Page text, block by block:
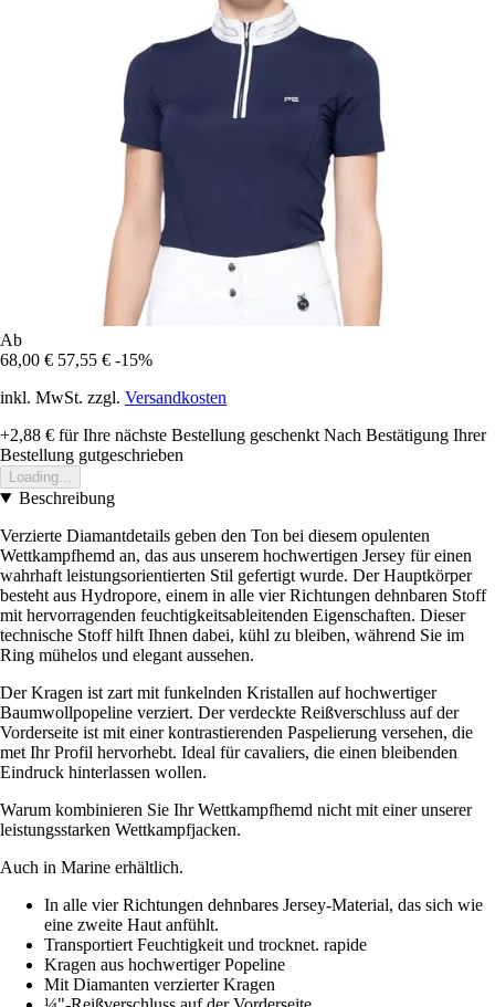
Ab
68,00 € 57,55 € -15%
inkl. MwSt. zzgl. Versandkosten
+2,88 € für Ihre nächste Bestellung geschenkt Nach Bestätigung Ihrer
Bestellung gutgeschrieben
Loading...
Beschreibung
Verzierte Diamantdetails geben den Ton bei diesem opulenten
Wettkampfhemd an, das aus unserem hochwertigen Jersey für einen
wahrhaft leistungsorientierten Stil gefertigt wurde. Der Hauptkörper
besteht aus Hydropore, einem in alle vier Richtungen dehnbaren Stoff
mit hervorragenden feuchtigkeitsableitenden Eigenschaften. Dieser
technische Stoff hilft Ihnen dabei, kühl zu bleiben, während Sie im
Ring mühelos und elegant aussehen.
Der Kragen ist zart mit funkelnden Kristallen auf hochwertiger
Baumwollpopeline verziert. Der verdeckte Reißverschluss auf der
Vorderseite ist mit einer kontrastierenden Paspelierung versehen, die
met Ihr Profil hervorhebt. Ideal für cavaliers, die einen bleibenden
Eindruck hinterlassen wollen.
Warum kombinieren Sie Ihr Wettkampfhemd nicht mit einer unserer
leistungsstarken Wettkampfjacken.
Auch in Marine erhältlich.
In alle vier Richtungen dehnbares Jersey-Material, das sich wie
eine zweite Haut anfühlt.
Transportiert Feuchtigkeit und trocknet. rapide
Kragen aus hochwertiger Popeline
Mit Diamanten verzierter Kragen